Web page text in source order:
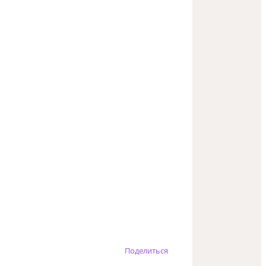
Поделиться